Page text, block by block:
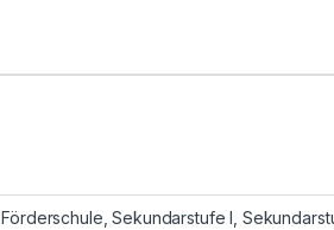
,Förderschule ,Sekundarstufe I